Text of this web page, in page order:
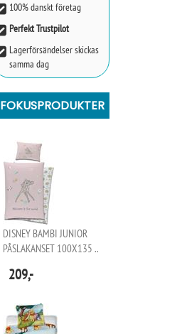
100% danskt företag
Perfekt Trustpilot
Lagerförsändelser skickas
samma dag
FOKUSPRODUKTER
DISNEY BAMBI JUNIOR
PÅSLAKANSET 100X135 ..
209,-